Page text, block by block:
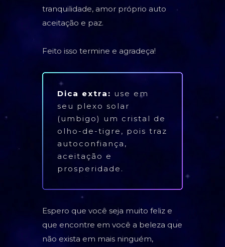
tranquilidade, amor próprio auto
aceitação e paz.
Feito isso termine e agradeça!
Dica extra: use em
seu plexo solar
(umbigo) um cristal de
olho-de-tigre, pois traz
autoconfiança,
aceitação e
prosperidade.
Espero que você seja muito feliz e
que encontre em você a beleza que
não exista em mais ninguém,